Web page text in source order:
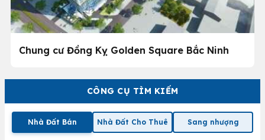
CÔNG CỤ TÌM KIẾM
Nhà Đất Bán Nhà Đất Cho Thuê Sang nhượng
Chung cư Đồng Kỵ Golden Square Bắc Ninh